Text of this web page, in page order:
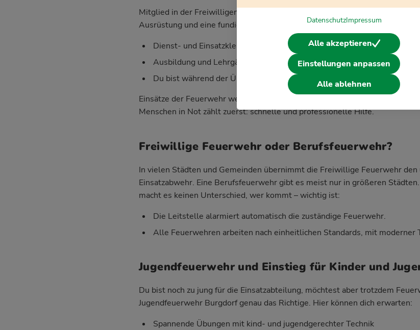
Mitglied in der Freiwilligen Feuerwehr zu sein, kostet dich kein Geld – im
Ausrüstung und eine fundierte Ausbildung:
Dienst- und Einsatzkleidung werden komplett gestellt
Ausbildung und Lehrgänge sind für dich kostenlos
Du bist während der Übungen und Einsätze gesetzlich unfallversichert
Einsätze der Feuerwehr werden in vielen Fällen über die Kommune oder
Menschen in Not zählt zuerst: schnelle und professionelle Hilfe.
Freiwillige Feuerwehr oder Berufsfeuerwehr?
In vielen Städten und Gemeinden übernimmt die Freiwillige Feuerwehr
Einsatzabwehr. Eine Berufsfeuerwehr gibt es meist nur in größeren
macht es keinen Unterschied, wer kommt – wichtig ist:
Die Leitstelle alarmiert automatisch die zuständige Feuerwehr.
Alle Feuerwehren arbeiten nach einheitlichen Standards, mit moderner
Jugendfeuerwehr und Einstieg für Kinder und
Du bist noch zu jung für die Einsatzabteilung, möchtest aber trotzdem
Jugendfeuerwehr Burgdorf genau das Richtige. Hier können dich erwarten:
Spannende Übungen mit kind- und jugendgerechter Technik
DatenschutzImpressum
Alle akzeptieren
Einstellungen anpassen
Alle ablehnen